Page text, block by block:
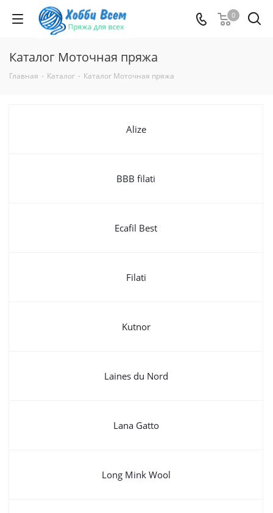
0
Каталог Моточная пряжа
Главная - Каталог - Каталог Моточная пряжа
Alize
BBB filati
Ecafil Best
Filati
Kutnor
Laines du Nord
Lana Gatto
Long Mink Wool